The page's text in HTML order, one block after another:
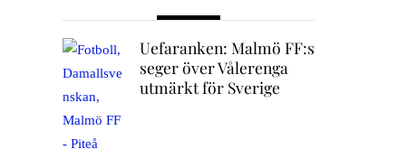
Uefaranken: Malmö FF:s
seger över Vålerenga
utmärkt för Sverige